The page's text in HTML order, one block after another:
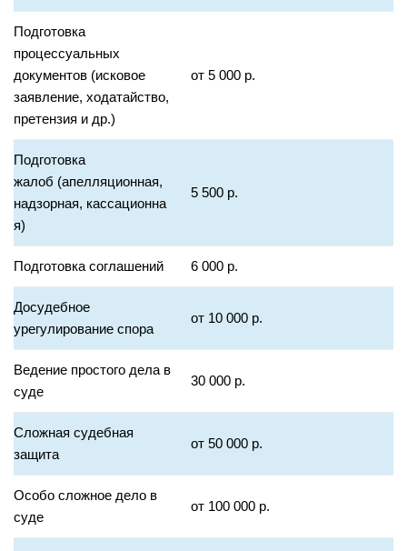
Подготовка
процессуальных
документов (исковое
заявление, ходатайство,
претензия и др.)
от 5 000 р.
Подготовка
жалоб (апелляционная,
надзорная, кассационна
я)
5 500 р.
Подготовка соглашений 6 000 р.
Досудебное
урегулирование спора
от 10 000 р.
Ведение простого дела в
суде
30 000 р.
Сложная судебная
защита
от 50 000 р.
Особо сложное дело в
суде
от 100 000 р.